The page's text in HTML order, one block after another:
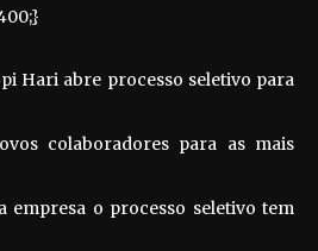
Hari abre processo seletivo para
colaboradores para as mais
empresa o processo seletivo tem